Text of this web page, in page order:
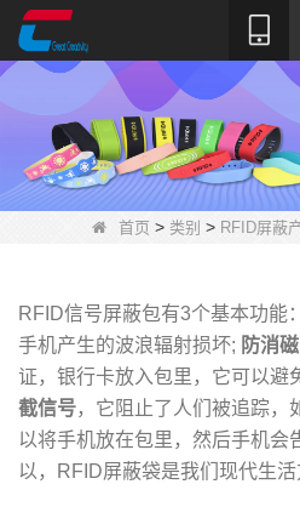
首页 > 类别 > RFID屏蔽
RFID信号屏蔽包有3个基本功能：
手机产生的波浪辐射损坏; 防消磁
证，银行卡放入包里，它可以避
截信号，它阻止了人们被追踪，
以将手机放在包里，然后手机会
以，RFID屏蔽袋是我们现代生活